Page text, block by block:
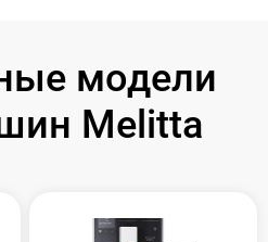
модели
Melitta